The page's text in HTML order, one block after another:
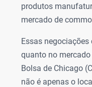
produtos
mercado de
Essas
quanto no
Bolsa de Chicago
não é apenas o